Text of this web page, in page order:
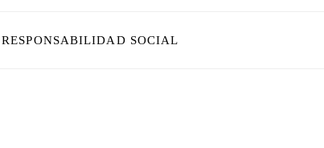
RESPONSABILIDAD SOCIAL